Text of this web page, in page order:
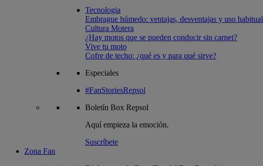
Tecnologia
Embrague húmedo: ventajas, desventajas y uso habitual
Cultura Motera
¿Hay motos que se pueden conducir sin carnet?
Vive tu moto
Cofre de techo: ¿qué es y para qué sirve?
Especiales
#FanStoriesRepsol
Boletín Box Repsol
Aquí empieza la emoción.
Suscríbete
Zona Fan